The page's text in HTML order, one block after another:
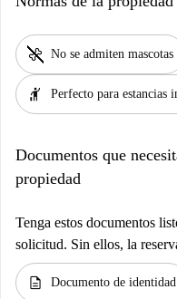
pet_supplies No se admiten mascotas
hail Perfecto para estancias
Documentos que
propiedad
Tenga estos documentos
solicitud. Sin ellos, la
description Documento de identidad